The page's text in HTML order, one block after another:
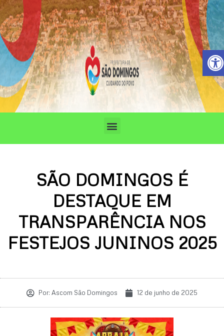
Barra
Ir
para
o
conteúdo
Menu
SÃO DOMINGOS É
DESTAQUE EM
TRANSPARÊNCIA NOS
FESTEJOS JUNINOS 2025
Por: Ascom São Domingos 12 de junho de 2025